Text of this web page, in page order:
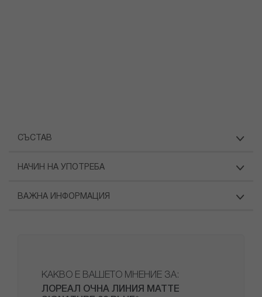
СЪСТАВ
НАЧИН НА УПОТРЕБА
ВАЖНА ИНФОРМАЦИЯ
КАКВО Е ВАШЕТО МНЕНИЕ ЗА:
ЛОРЕАЛ ОЧНА ЛИНИЯ MATTE